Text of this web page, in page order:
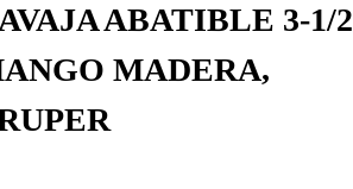
ABATIBLE 3-1/2
MADERA,